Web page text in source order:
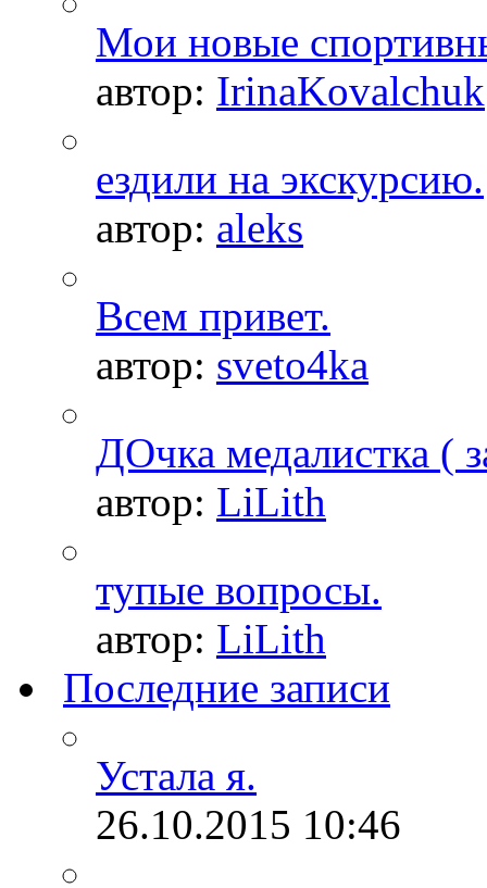
Мои новые
автор: IrinaKovalchuk
ездили на экскурсию.
автор: aleks
Всем привет.
автор: sveto4ka
ДОчка медалистка (
автор: LiLith
тупые вопросы.
автор: LiLith
Последние записи
Устала я.
26.10.2015 10:46